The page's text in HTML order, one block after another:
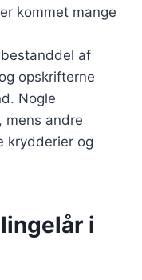
kommet mange
af
opskrifterne
Nogle
andre
krydderier og
i